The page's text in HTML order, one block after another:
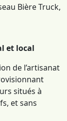
Bière Truck,
et local
de l’artisanat
situés à
et sans